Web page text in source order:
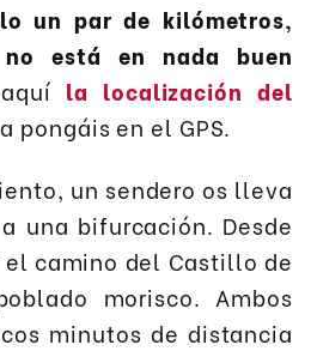
un par de kilómetros,
está en nada buen
la localización del
pongáis en el GPS.
un sendero os lleva
una bifurcación. Desde
camino del Castillo de
morisco. Ambos
minutos de distancia